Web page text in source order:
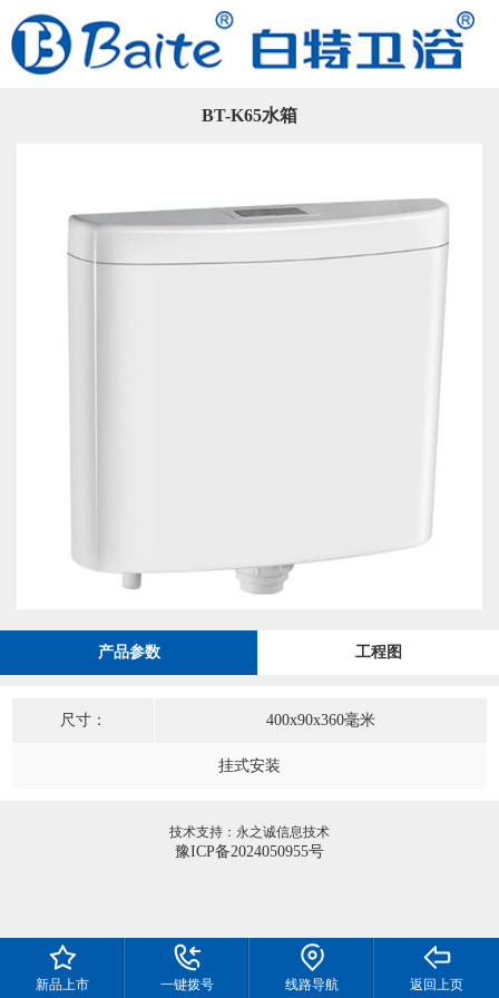
BT-K65水箱
产品参数 工程图
尺寸： 400x90x360毫米
挂式安装
技术支持：永之诚信息技术
豫ICP备2024050955号
新品上市 一键拨号 线路导航 返回上页